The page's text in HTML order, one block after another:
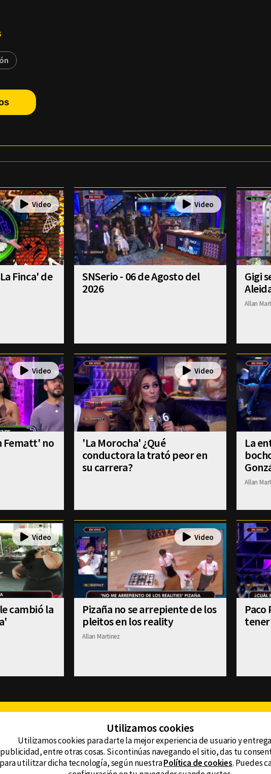
Finca' de
SNSerio - 06 de Agosto del
2026
Gigi
Allan
Fematt' no
'La Morocha' ¿Qué
conductora la trató peor en
su carrera?
La
Allan
cambió la
Pizaña no se arrepiente de los
pleitos en los reality
Allan Martinez
Paco
6 2026
o parcial, incluyendo
CONTACTO
AVISO DE PRIVACIDAD
Utilizamos cookies
Utilizamos cookies para darte la mejor experiencia de usuario y
publicidad, entre otras cosas. Si continúas navegando el sitio, das tu
para utilitzar dicha tecnología, según nuestraPolítica de cookies. Puedes